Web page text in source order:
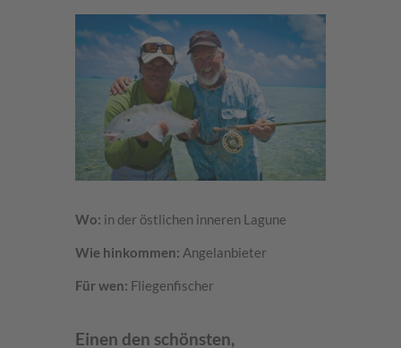
Wo: in der östlichen inneren Lagune
Wie hinkommen: Angelanbieter
Für wen: Fliegenfischer
Einen den schönsten,